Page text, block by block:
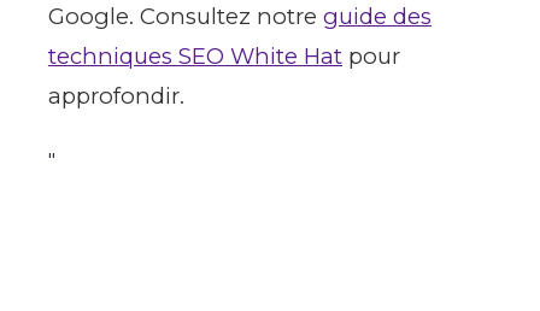
Google. Consultez notre guide des
techniques SEO White Hat pour
approfondir.
"